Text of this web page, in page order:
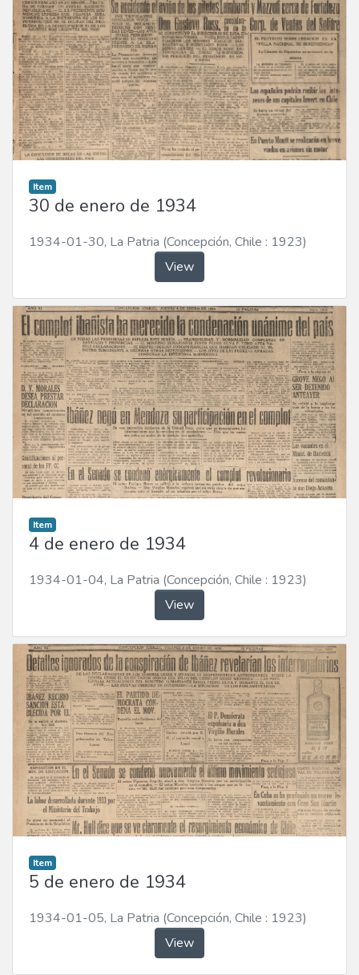
Item
30 de enero de 1934
1934-01-30, La Patria (Concepción, Chile : 1923)
View
Item
4 de enero de 1934
1934-01-04, La Patria (Concepción, Chile : 1923)
View
Item
5 de enero de 1934
1934-01-05, La Patria (Concepción, Chile : 1923)
View